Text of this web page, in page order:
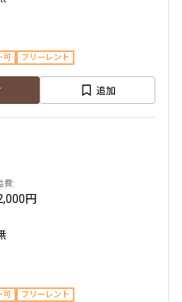
フリーレント
可 フリーレント
追加
円
可 フリーレント